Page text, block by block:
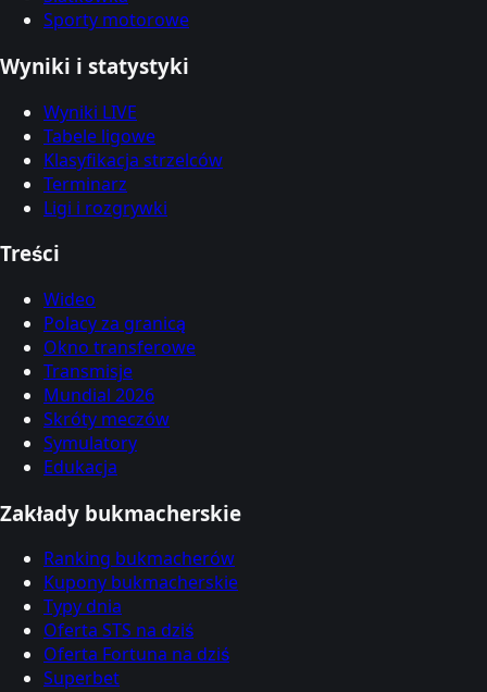
Sporty motorowe
Wyniki i statystyki
Wyniki LIVE
Tabele ligowe
Klasyfikacja strzelców
Terminarz
Ligi i rozgrywki
Treści
Wideo
Polacy za granicą
Okno transferowe
Transmisje
Mundial 2026
Skróty meczów
Symulatory
Edukacja
Zakłady bukmacherskie
Ranking bukmacherów
Kupony bukmacherskie
Typy dnia
Oferta STS na dziś
Oferta Fortuna na dziś
Superbet